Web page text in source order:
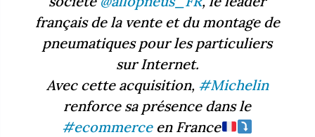
français de la vente et du montage de
pneumatiques pour les particuliers
sur Internet.
Avec cette acquisition, #Michelin
renforce sa présence dans le
#ecommerceen France